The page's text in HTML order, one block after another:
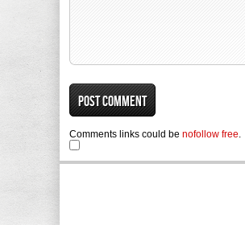
Comments links could be nofollow free.